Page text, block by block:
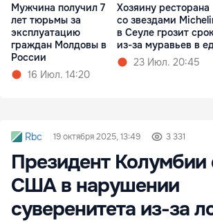
Мужчина получил 7
лет тюрьмы за
эксплуатацию
граждан Молдовы в
России
16 Июл. 14:20
Хозяину ресторана
со звездами
в Сеуле грозит
из-за муравьев в
23 Июл. 20:45
Rbc 19 октября 2025, 13:49 3 331
Президент Колумбии
США в нарушении
суверенитета из-за